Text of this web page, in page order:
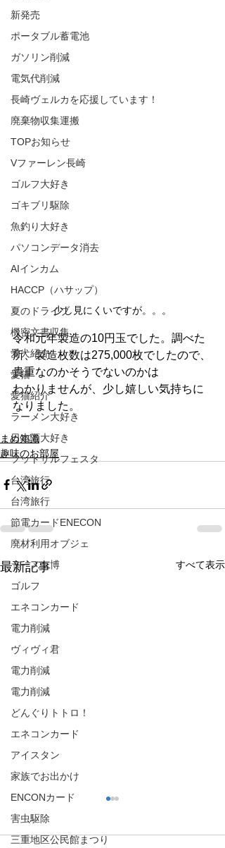
新発売
ポータブル蓄電池
ガソリン削減
電気代削減
長崎ヴェルカを応援しています！
廃棄物収集運搬
TOPお知らせ
Vファーレン長崎
ゴルフ大好き
ゴキブリ駆除
魚釣り大好き
パソコンデータ消去
AIインカム
HACCP（ハサップ）
夏のドライブ
機密文書収集
愛犬紹介
愛猫
愛猫紹介
ラーメン大好き
日本酒大好き
フットサルフェスタ
台湾旅行
台湾旅行
節電カードENECON
廃材利用オブジェ
ラーメン博
ゴルフ
エネコンカード
電力削減
ヴィヴィ君
電力削減
電力削減
どんぐりトトロ！
エネコンカード
アイスタン
家族でお出かけ
ENCONカード
害虫駆除
三重地区公民館まつり
少し見にくいですが。。。
令和元年製造の10円玉でした。調べた
所、製造枚数は275,000枚でしたので、
貴重なのかそうでないのかは
わかりませんが、少し嬉しい気持ちに
なりました。
まめ知識
趣味のお部屋
最新記事 すべて表示